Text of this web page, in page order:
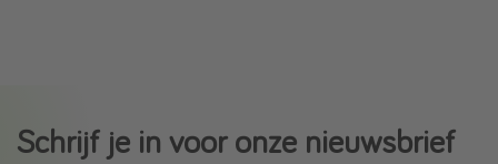
Schrijf je in voor onze nieuwsbrief